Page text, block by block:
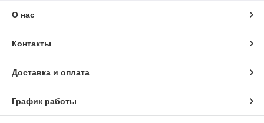
О нас
Контакты
Доставка и оплата
График работы